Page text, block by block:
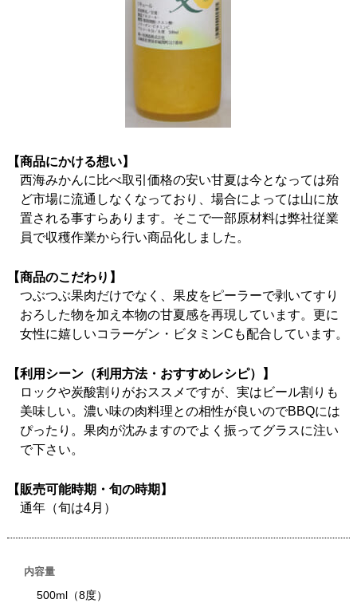
【商品にかける想い】
西海みかんに比べ取引価格の安い甘夏は今となっては殆
ど市場に流通しなくなっており、場合によっては山に放
置される事すらあります。そこで一部原材料は弊社従業
員で収穫作業から行い商品化しました。
【商品のこだわり】
つぶつぶ果肉だけでなく、果皮をピーラーで剥いてすり
おろした物を加え本物の甘夏感を再現しています。更に
女性に嬉しいコラーゲン・ビタミンCも配合しています。
【利用シーン（利用方法・おすすめレシピ）】
ロックや炭酸割りがおススメですが、実はビール割りも
美味しい。濃い味の肉料理との相性が良いのでBBQには
ぴったり。果肉が沈みますのでよく振ってグラスに注い
で下さい。
【販売可能時期・旬の時期】
通年（旬は4月）
内容量
500ml（8度）